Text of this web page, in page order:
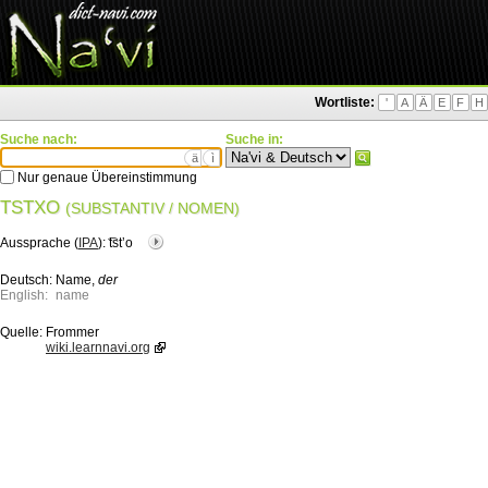
Wortliste: ' A Ä E F H
Suche nach:
ä ì
Nur genaue Übereinstimmung
Suche in:
TSTXO (SUBSTANTIV / NOMEN)
Aussprache ( IPA):͡tstʼo
Deutsch: Name, der
English: name
Quelle: Frommer
wiki.learnnavi.org